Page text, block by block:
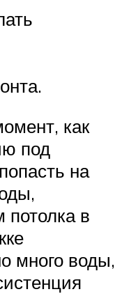
как
под
на
потолка в
много воды,